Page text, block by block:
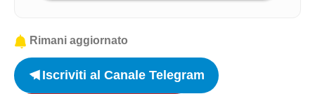
Rimani aggiornato
Iscriviti al Canale Telegram